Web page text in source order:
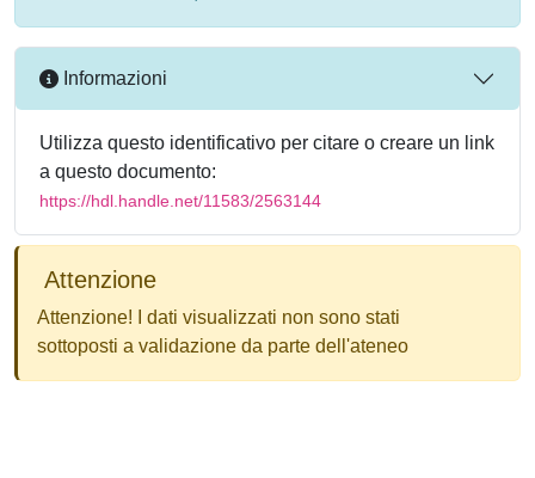
Informazioni
Utilizza questo identificativo per citare o creare un link
a questo documento:
https://hdl.handle.net/11583/2563144
Attenzione
Attenzione! I dati visualizzati non sono stati
sottoposti a validazione da parte dell'ateneo